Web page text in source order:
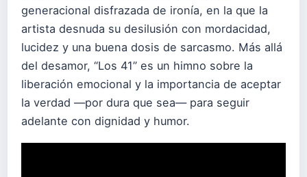
generacional disfrazada de ironía, en la que la
artista desnuda su desilusión con mordacidad,
lucidez y una buena dosis de sarcasmo. Más allá
del desamor, “Los 41” es un himno sobre la
liberación emocional y la importancia de aceptar
la verdad —por dura que sea— para seguir
adelante con dignidad y humor.